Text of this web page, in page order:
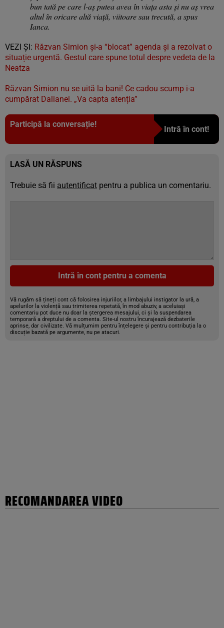
bun tată pe care l-aș putea avea în viața asta și nu aș vrea
altul în oricare altă viață, viitoare sau trecută, a spus
Ianca.
VEZI ȘI: Răzvan Simion și-a “blocat” agenda și a rezolvat o
situație urgentă. Gestul care spune totul despre vedeta de la
Neatza
Răzvan Simion nu se uită la bani! Ce cadou scump i-a
cumpărat Dalianei. „Va capta atenția”
Participă la conversație!
Intră în cont!
LASĂ UN RĂSPUNS
Trebuie să fii autentificat pentru a publica un comentariu.
Intră în cont pentru a comenta
Vă rugăm să țineți cont că folosirea injuriilor, a limbajului instigator la ură, a
apelurilor la violență sau trimiterea repetată, în mod abuziv, a aceluiași
comentariu pot duce nu doar la ștergerea mesajului, ci și la suspendarea
temporară a dreptului de a comenta. Site-ul nostru încurajează dezbaterile
aprinse, dar civilizate. Vă mulțumim pentru înțelegere și pentru contribuția la o
discuție bazată pe argumente, nu pe atacuri.
RECOMANDAREA VIDEO